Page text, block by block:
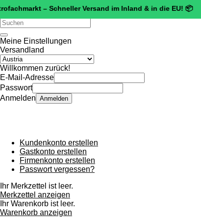
– Schneller Versand im Inland & in die EU! 📦 🇦🇹 🛡️
Verwende
die
oben
und
unten,
um
das
Eingabetaste,
zum
ausgewählten
Meine Einstellungen
Versandland
Willkommen zurück!
E-Mail-Adresse
Passwort
Anmelden Anmelden
Kundenkonto erstellen
Gastkonto erstellen
Firmenkonto erstellen
Passwort vergessen?
Ihr Merkzettel ist leer.
Merkzettel anzeigen
Ihr Warenkorb ist leer.
Warenkorb anzeigen